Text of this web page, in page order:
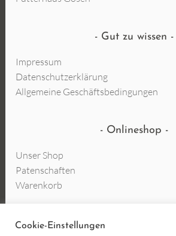
Gut zu wissen
Impressum
Datenschutzerklärung
Allgemeine Geschäftsbedingungen
Onlineshop
Unser Shop
Patenschaften
Warenkorb
Vertrag widerrufen
Cookie-Einstellungen